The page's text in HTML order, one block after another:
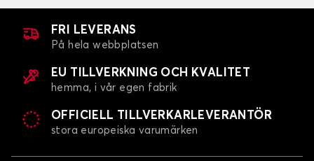
FRI LEVERANS
På hela webbplatsen
EU TILLVERKNING OCH KVALITET
hemma, i vår egen fabrik
OFFICIELL TILLVERKARLEVERANTÖR
stora europeiska varumärken